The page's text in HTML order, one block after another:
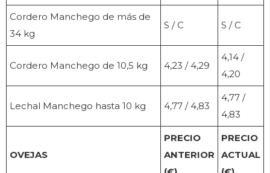
Cordero Manchego de más de
34 kg
S / C S / C
Cordero Manchego de 10,5 kg 4,23 / 4,29
4,14 /
4,20
Lechal Manchego hasta 10 kg 4,77 / 4,83
4,77 /
4,83
OVEJAS
PRECIO
ANTERIOR
PRECIO
ACTUAL